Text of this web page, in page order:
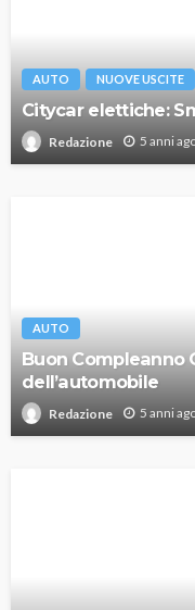
AUTO NUOVE USCITE
Citycar elettiche:
Redazione 5 anni
AUTO
Buon Compleanno
dell’automobile
Redazione 5 anni